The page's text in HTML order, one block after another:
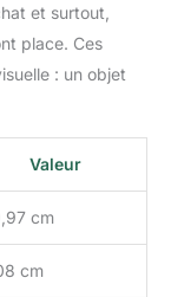
:
vis ou
plantes
pas
l'eau
3 trous
et surtout,
place. Ces
: un objet
Valeur
cm
cm